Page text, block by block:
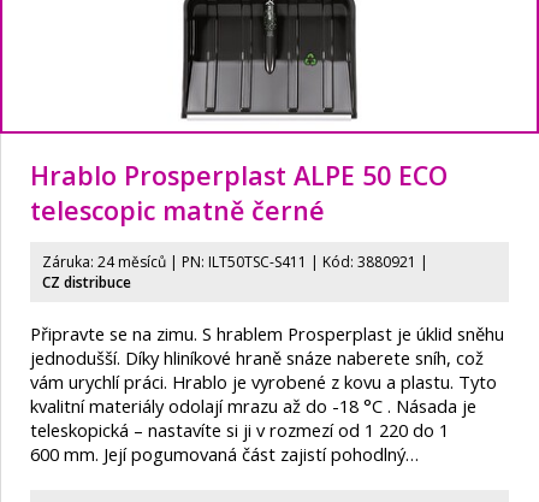
Hrablo Prosperplast ALPE 50 ECO
telescopic matně černé
Záruka: 24 měsíců | PN: ILT50TSC-S411 | Kód: 3880921 |
CZ distribuce
Připravte se na zimu. S hrablem Prosperplast je úklid sněhu
jednodušší. Díky hliníkové hraně snáze naberete sníh, což
vám urychlí práci. Hrablo je vyrobené z kovu a plastu. Tyto
kvalitní materiály odolají mrazu až do -18 °C . Násada je
teleskopická – nastavíte si ji v rozmezí od 1 220 do 1
600 mm. Její pogumovaná část zajistí pohodlný…